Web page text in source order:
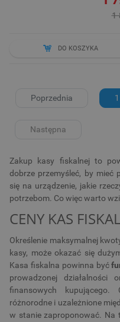
1
DO KOSZYKA
Poprzednia 1
Następna
Zakup kasy fiskalnej to
dobrze przemyśleć, by mieć
się na urządzenie, jakie
potrzebom. Co więc warto
CENY KAS
Określenie maksymalnej
kasy, może okazać się
Kasa fiskalna powinna być
prowadzonej działalności
finansowych
różnorodne i uzależnione
w stanie zaproponować. Na